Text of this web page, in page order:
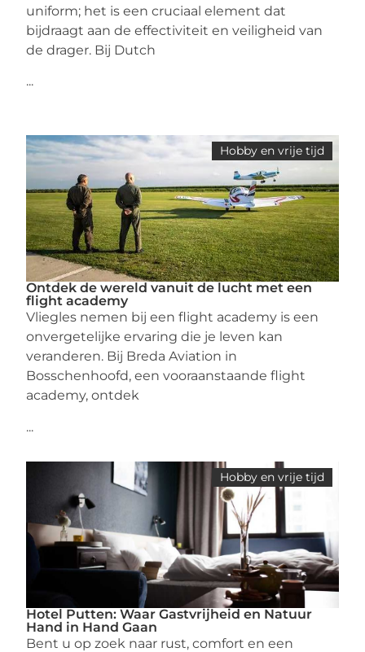
uniform; het is een cruciaal element dat
bijdraagt aan de effectiviteit en veiligheid van
de drager. Bij Dutch
...
Hobby en vrije tijd
Ontdek de wereld vanuit de lucht met een
flight academy
Vliegles nemen bij een flight academy is een
onvergetelijke ervaring die je leven kan
veranderen. Bij Breda Aviation in
Bosschenhoofd, een vooraanstaande flight
academy, ontdek
...
Hobby en vrije tijd
Hotel Putten: Waar Gastvrijheid en Natuur
Hand in Hand Gaan
Bent u op zoek naar rust, comfort en een